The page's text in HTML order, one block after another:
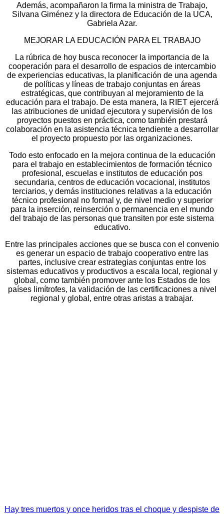
Además, acompañaron la firma la ministra de Trabajo,
Silvana Giménez y la directora de Educación de la UCA,
Gabriela Azar.
MEJORAR LA EDUCACIÓN PARA EL TRABAJO
La rúbrica de hoy busca reconocer la importancia de la
cooperación para el desarrollo de espacios de intercambio
de experiencias educativas, la planificación de una agenda
de políticas y líneas de trabajo conjuntas en áreas
estratégicas, que contribuyan al mejoramiento de la
educación para el trabajo. De esta manera, la RIET ejercerá
las atribuciones de unidad ejecutora y supervisión de los
proyectos puestos en práctica, como también prestará
colaboración en la asistencia técnica tendiente a desarrollar
el proyecto propuesto por las organizaciones.
Todo esto enfocado en la mejora continua de la educación
para el trabajo en establecimientos de formación técnico
profesional, escuelas e institutos de educación pos
secundaria, centros de educación vocacional, institutos
terciarios, y demás instituciones relativas a la educación
técnico profesional no formal y, de nivel medio y superior
para la inserción, reinserción o permanencia en el mundo
del trabajo de las personas que transiten por este sistema
educativo.
Entre las principales acciones que se busca con el convenio
es generar un espacio de trabajo cooperativo entre las
partes, inclusive crear estrategias conjuntas entre los
sistemas educativos y productivos a escala local, regional y
global, como también promover ante los Estados de los
países limítrofes, la validación de las certificaciones a nivel
regional y global, entre otras aristas a trabajar.
Navegación
Hay tres muertos y once heridos tras el choque y despiste de